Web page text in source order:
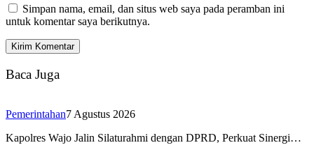
Simpan nama, email, dan situs web saya pada peramban ini
untuk komentar saya berikutnya.
Baca Juga
Pemerintahan7 Agustus 2026
Kapolres Wajo Jalin Silaturahmi dengan DPRD, Perkuat Sinergi…